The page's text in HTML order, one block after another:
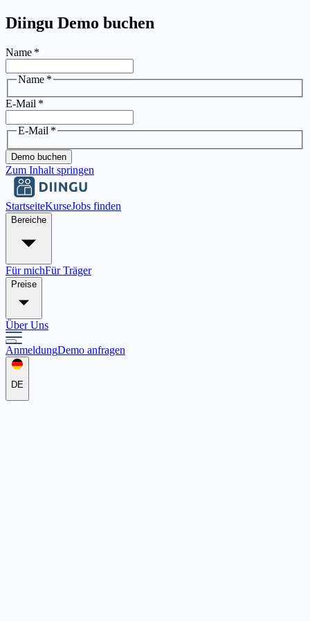
Diingu Demo buchen
Name *
Name *
E-Mail *
E-Mail *
Demo buchen
Zum Inhalt springen
StartseiteKurseJobs finden
Bereiche
Für michFür Träger
Preise
Über Uns
AnmeldungDemo anfragen
DE